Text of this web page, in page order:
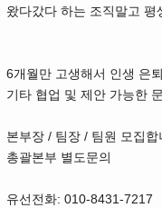
왔다갔다 하는 조직말고
6개월만 고생해서 인생 은
기타 협업 및 제안 가능한
본부장 / 팀장 / 팀원 모집합
총괄본부 별도문의
유선전화: 010-8431-7217